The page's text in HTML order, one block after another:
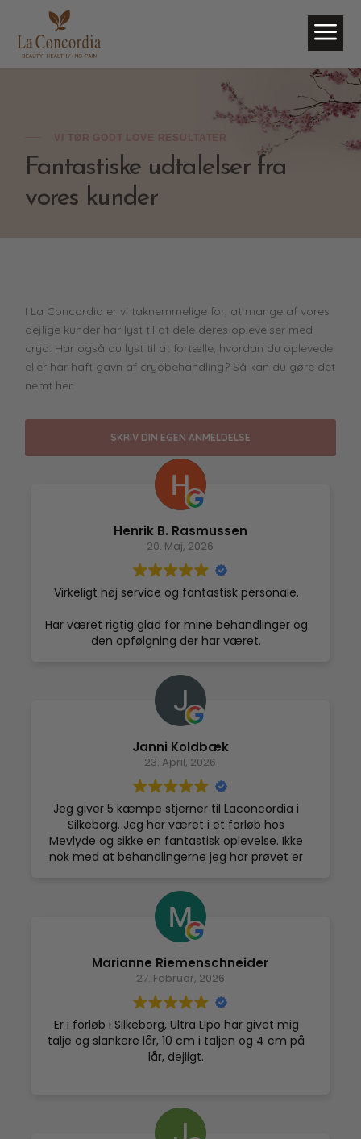
a
VI TØR GODT LOVE RESULTATER
Fantastiske udtalelser fra
vores kunder
I La Concordia er vi taknemmelige for, at mange af vores
dejlige kunder har lyst til at dele deres oplevelser med
cryo. Har også du lyst til at fortælle, hvordan du oplevede
eller har haft gavn af cryobehandling? Så kan du gøre det
nemt her.
SKRIV DIN EGEN ANMELDELSE
Henrik B. Rasmussen
20. Maj, 2026
Virkeligt høj service og fantastisk personale.
Har været rigtig glad for mine behandlinger og
den opfølgning der har været.
Får mine varmeste anbefalinger eller skulle jeg
sige koldeste. Super sted og behandlinger.
Janni Koldbæk
23. April, 2026
Jeg giver 5 kæmpe stjerner til Laconcordia i
Silkeborg. Jeg har været i et forløb hos
Mevlyde og sikke en fantastisk oplevelse. Ikke
nok med at behandlingerne jeg har prøvet er
Spheres Ansigt. Begge behandlinger er så
lækre og giver de vildeste resultater. Mevlyde
skal have min stærkeste anbefaling hun er så
dygtig og man falder fuldstændig hen i
hendes behandlinger, så dygtig og sød. Jeg
kun alt det bedste og sige om stedet og de
andre piger der er i klinikken. Dejligt
professionelt sted at komme.
Marianne Riemenschneider
27. Februar, 2026
Er i forløb i Silkeborg, Ultra Lipo har givet mig
talje og slankere lår, 10 cm i taljen og 4 cm på
lår, dejligt.